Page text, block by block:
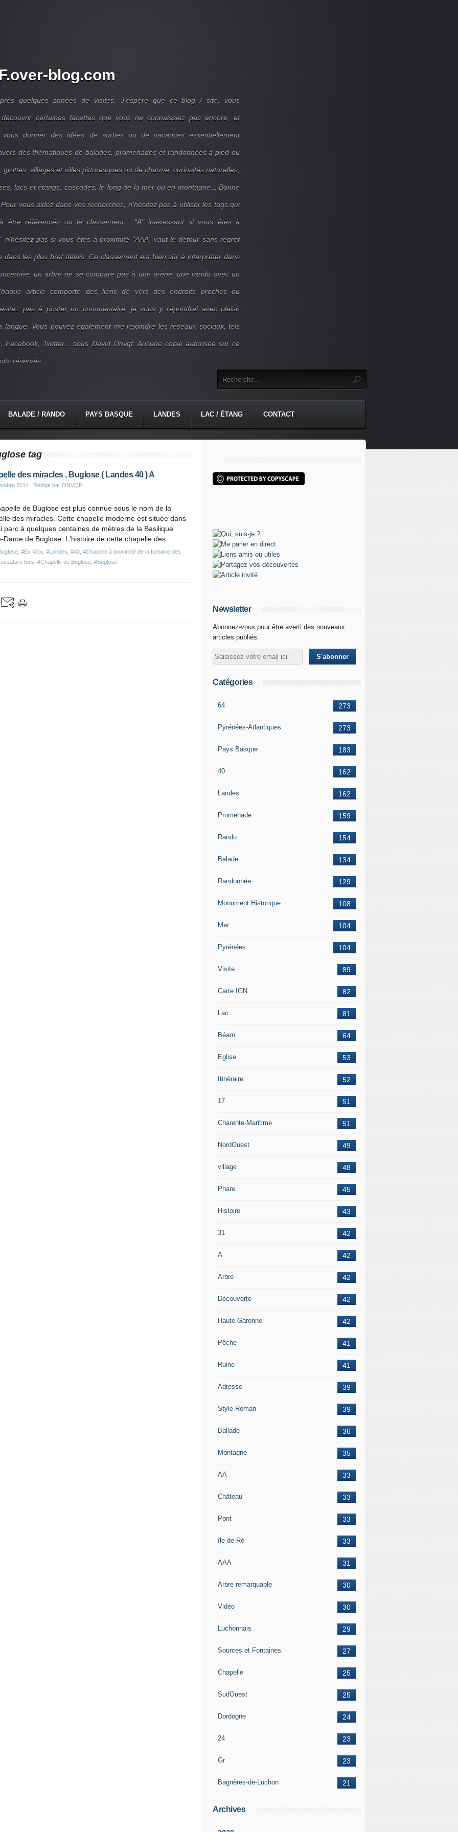
blog.com
quelques années de visites. J'espère que ce blog / site, vous
certaines facettes que vous ne connaissiez pas encore, et
vous donner des idées de sorties ou de vacances essentiellement
des thématiques de balades, promenades et randonnées à pied ou
grottes, villages et villes pittoresques ou de charme, curiosités naturelles,
lacs et étangs, cascades, le long de la mer ou en montagne... Bonne
vous aidez dans vos recherches, n'hésitez pas à utiliser les tags qui
être référencés ou le classement : "A" intéressant si vous êtes à
n'hésitez pas si vous êtes à proximité "AAA" vaut le détour sans regret
dans les plus bref délais. Ce classement est bien sûr à interpréter dans
un arbre ne se compare pas à une arène, une rando avec un
article comporte des liens de vers des endroits proches ou
pas à poster un commentaire, je vous y répondrai avec plaisir
langue. Vous pouvez également me rejoindre les réseaux sociaux, tels
Facebook, Twitter... sous David Onvqf. Aucune copie autorisée sur ce
réservés.
BALADE / RANDO PAYS BASQUE LANDES LAC / ÉTANG CONTACT
tag
des miracles , Buglose ( Landes 40 ) A
2014 , Rédigé par ONVQF
#Ex Voto #Landes #40 #Chapelle à proximité de la fontaine des
bois #Chapelle de Buglose #Buglose
de Buglose est plus connue sous le nom de la
des miracles. Cette chapelle moderne est située dans
parc à quelques centaines de mètres de la Basilique
Dame de Buglose. L'histoire de cette chapelle des
Newsletter
Abonnez-vous pour être averti des nouveaux
articles publiés.
Catégories
273
64
273
Pyrénées-Atlantiques
183
Pays Basque
162
40
162
Landes
159
Promenade
154
Rando
134
Balade
129
Randonnée
108
Monument Historique
104
Mer
104
Pyrénées
89
Visite
82
Carte IGN
81
Lac
64
Béarn
53
Eglise
52
Itinéraire
51
17
51
Charente-Maritime
49
NordOuest
48
village
45
Phare
43
Histoire
42
31
42
A
42
Arbre
42
Découverte
42
Haute-Garonne
41
Pêche
41
Ruine
39
Adresse
39
Style Roman
36
Ballade
35
Montagne
33
AA
33
Château
33
Pont
33
île de Ré
31
AAA
30
Arbre remarquable
30
Vidéo
29
Luchonnais
27
Sources et Fontaines
25
Chapelle
25
SudOuest
24
Dordogne
23
24
23
Gr
21
Bagnères-de-Luchon
Archives